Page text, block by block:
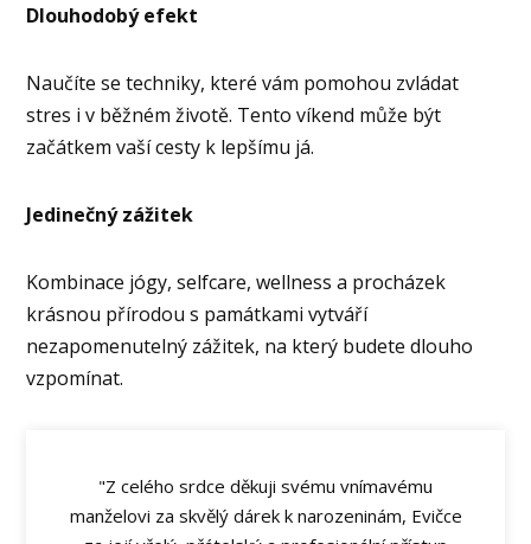
Dlouhodobý efekt
Naučíte se techniky, které vám pomohou zvládat
stres i v běžném životě. Tento víkend může být
začátkem vaší cesty k lepšímu já.
Jedinečný zážitek
Kombinace jógy, selfcare, wellness a procházek
krásnou přírodou s památkami vytváří
nezapomenutelný zážitek, na který budete dlouho
vzpomínat.
"Z celého srdce děkuji svému vnímavému
manželovi za skvělý dárek k narozeninám, Evičce